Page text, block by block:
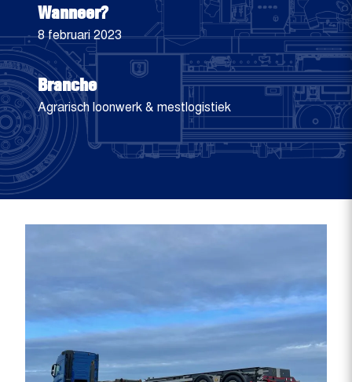
Wanneer?
8 februari 2023
Branche
Agrarisch loonwerk & mestlogistiek